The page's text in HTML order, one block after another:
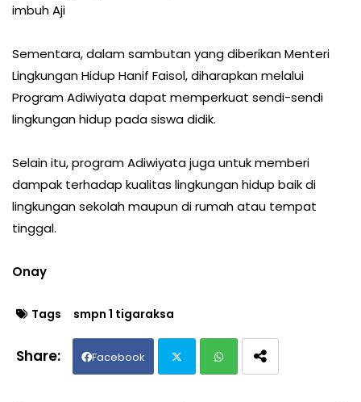
imbuh Aji
Sementara, dalam sambutan yang diberikan Menteri
Lingkungan Hidup Hanif Faisol, diharapkan melalui
Program Adiwiyata dapat memperkuat sendi-sendi
lingkungan hidup pada siswa didik.
Selain itu, program Adiwiyata juga untuk memberi
dampak terhadap kualitas lingkungan hidup baik di
lingkungan sekolah maupun di rumah atau tempat
tinggal.
Onay
Tags smpn 1 tigaraksa
Facebook